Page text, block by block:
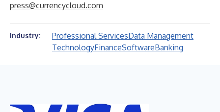
press@currencycloud.com
Industry: Professional ServicesData Management
TechnologyFinanceSoftwareBanking